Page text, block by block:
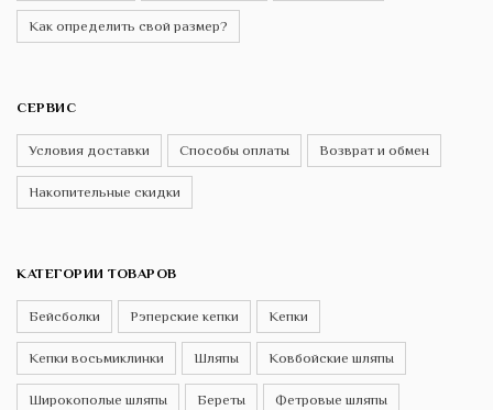
Как определить свой размер?
СЕРВИС
Условия доставки Способы оплаты Возврат и обмен
Накопительные скидки
КАТЕГОРИИ ТОВАРОВ
Бейсболки Рэперские кепки Кепки
Кепки восьмиклинки Шляпы Ковбойские шляпы
Широкополые шляпы Береты Фетровые шляпы